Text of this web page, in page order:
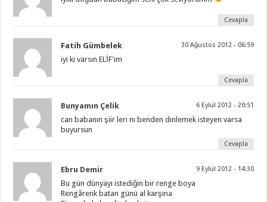
Cevapla
Fatih Gümbelek 30 Ağustos 2012 - 06:59
iyi ki varsın ELİF'im
Cevapla
Bunyamın Çelik 6 Eylül 2012 - 20:51
can babanın şiir lerı nı benden dınlemek isteyen varsa
buyursun
Cevapla
Ebru Demir 9 Eylül 2012 - 14:30
Bu gün dünyayı istediğin bir renge boya
Rengârenk batan günü al karşına